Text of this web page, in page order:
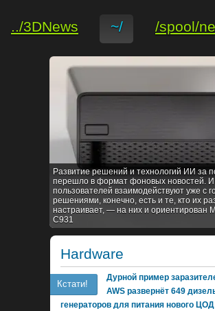
../3DNews ~/ /spool/
Развитие решений и технологий ИИ за
перешло в формат фоновых новостей. И
пользователей взаимодействуют уже с
решениями, конечно, есть и те, кто их
настраивает, — на них и ориентирован
C931
Hardware
Кстати!
Дурной пример
AWS развернёт 649
генераторов для питания нового ЦОД